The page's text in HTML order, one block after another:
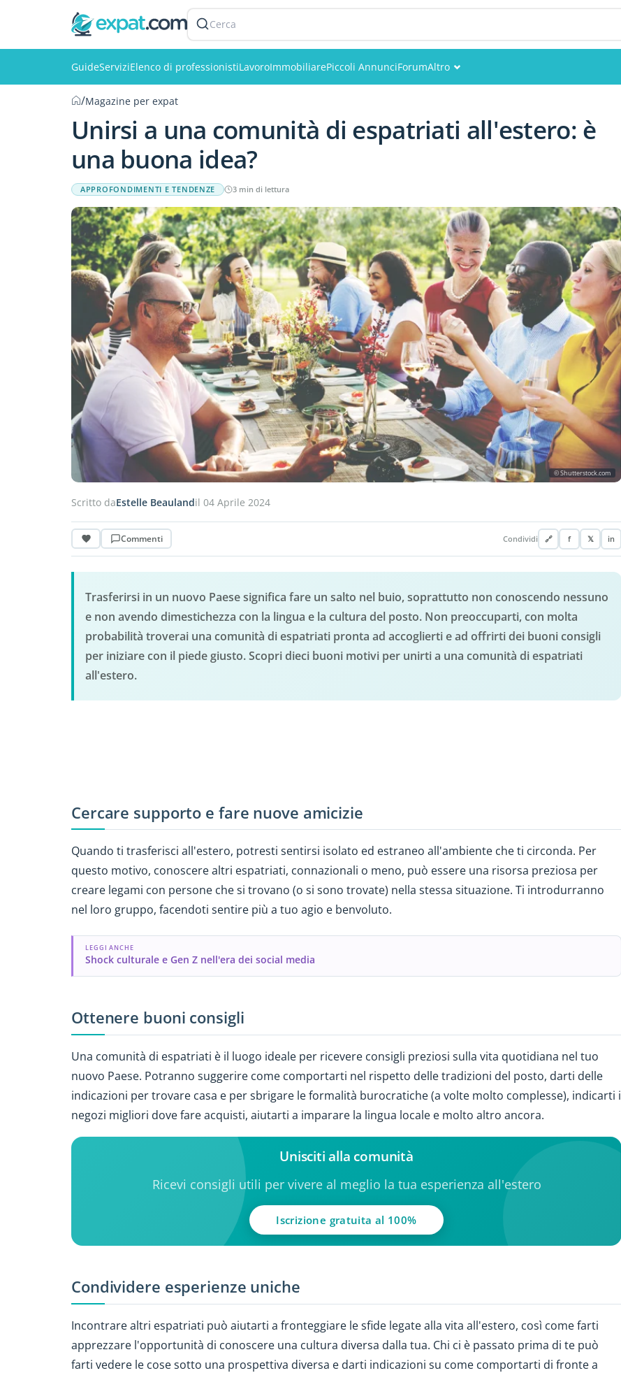
Cerca
GuideServiziElenco di professionistiLavoroImmobiliarePiccoli AnnunciForumAltro
Utenti
/Magazine per expat
Unirsi a una comunità di espatriati all'estero: è
una buona idea?
APPROFONDIMENTI E TENDENZE 3 min di lettura
© Shutterstock.com
Scritto daEstelle Beaulandil 04 Aprile 2024
Commenti Condividi 🔗 f 𝕏 in
Trasferirsi in un nuovo Paese significa fare un salto nel buio, soprattutto non conoscendo nessuno
e non avendo dimestichezza con la lingua e la cultura del posto. Non preoccuparti, con molta
probabilità troverai una comunità di espatriati pronta ad accoglierti e ad offrirti dei buoni consigli
per iniziare con il piede giusto. Scopri dieci buoni motivi per unirti a una comunità di espatriati
all'estero.
Cercare supporto e fare nuove amicizie
Quando ti trasferisci all'estero, potresti sentirsi isolato ed estraneo all'ambiente che ti circonda. Per
questo motivo, conoscere altri espatriati, connazionali o meno, può essere una risorsa preziosa per
creare legami con persone che si trovano (o si sono trovate) nella stessa situazione. Ti introdurranno
nel loro gruppo, facendoti sentire più a tuo agio e benvoluto.
LEGGI ANCHE
Shock culturale e Gen Z nell'era dei social media
Ottenere buoni consigli
Una comunità di espatriati è il luogo ideale per ricevere consigli preziosi sulla vita quotidiana nel tuo
nuovo Paese. Potranno suggerire come comportarti nel rispetto delle tradizioni del posto, darti delle
indicazioni per trovare casa e per sbrigare le formalità burocratiche (a volte molto complesse), indicarti i
negozi migliori dove fare acquisti, aiutarti a imparare la lingua locale e molto altro ancora.
Unisciti alla comunità
Ricevi consigli utili per vivere al meglio la tua esperienza all'estero
Iscrizione gratuita al 100%
Condividere esperienze uniche
Incontrare altri espatriati può aiutarti a fronteggiare le sfide legate alla vita all'estero, così come farti
apprezzare l'opportunità di conoscere una cultura diversa dalla tua. Chi ci è passato prima di te può
farti vedere le cose sotto una prospettiva diversa e darti indicazioni su come comportarti di fronte a